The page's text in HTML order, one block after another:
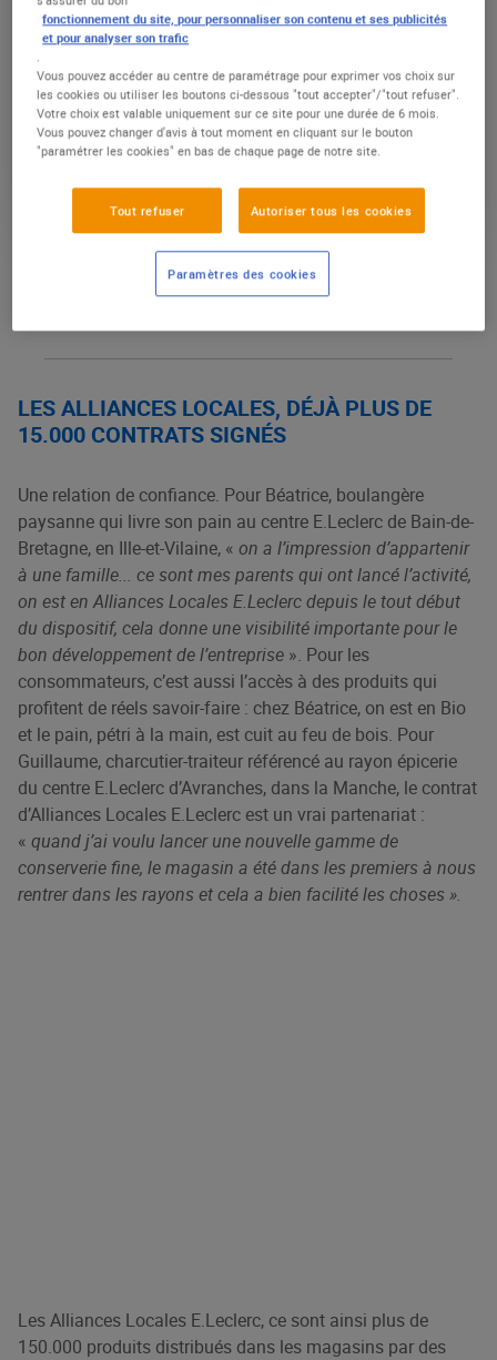
Depuis plus de 15 ans, les centres E.Leclerc
nouent des partenariats avec des petits
producteurs et éleveurs de leur région : ils
permettent de proposer aux clients une offre
diversifiée de produits du terroir, tout en
soutenant l’activité économique locale. Des
« Alliances Locales » largement plébiscitées,
inscrites dans l’ADN du Mouvement E.Leclerc
mobilisé pour les filières locales, la qualité
des produits et la transparence sur leur
LES ALLIANCES LOCALES, DÉJÀ PLUS DE
15.000 CONTRATS SIGNÉS
Une relation de confiance. Pour Béatrice, boulangère
paysanne qui livre son pain au centre E.Leclerc de Bain-de-
Bretagne, en Ille-et-Vilaine, « on a l’impression d’appartenir
à une famille... ce sont mes parents qui ont lancé l’activité,
on est en Alliances Locales E.Leclerc depuis le tout début
du dispositif, cela donne une visibilité importante pour le
bon développement de l’entreprise ». Pour les
consommateurs, c’est aussi l’accès à des produits qui
profitent de réels savoir-faire : chez Béatrice, on est en Bio
et le pain, pétri à la main, est cuit au feu de bois. Pour
Guillaume, charcutier-traiteur référencé au rayon épicerie
du centre E.Leclerc d’Avranches, dans la Manche, le contrat
d’Alliances Locales E.Leclerc est un vrai partenariat :
« quand j’ai voulu lancer une nouvelle gamme de
conserverie fine, le magasin a été dans les premiers à nous
rentrer dans les rayons et cela a bien facilité les choses ».
Les Alliances Locales E.Leclerc, ce sont ainsi plus de
150.000 produits distribués dans les magasins par des
fonctionnement du site, pour personnaliser son contenu et ses publicités
et pour analyser son trafic
Vous pouvez accéder au centre de paramétrage pour exprimer vos choix sur
les cookies ou utiliser les boutons ci-dessous "tout accepter"/"tout refuser".
Votre choix est valable uniquement sur ce site pour une durée de 6 mois.
Vous pouvez changer d'avis à tout moment en cliquant sur le bouton
"paramétrer les cookies" en bas de chaque page de notre site.
Tout refuser Autoriser tous les cookies
Paramètres des cookies